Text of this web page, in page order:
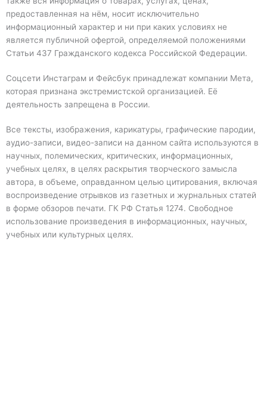
предоставленная на нём, носит исключительно
информационный характер и ни при каких условиях не
является публичной офертой, определяемой положениями
Статьи 437 Гражданского кодекса Российской Федерации.
Соцсети Инстаграм и Фейсбук принадлежат компании Мета,
которая признана экстремистской организацией. Её
деятельность запрещена в России.
Все тексты, изображения, карикатуры, графические пародии,
аудио-записи, видео-записи на данном сайта используются в
научных, полемических, критических, информационных,
учебных целях, в целях раскрытия творческого замысла
автора, в объеме, оправданном целью цитирования, включая
воспроизведение отрывков из газетных и журнальных статей
в форме обзоров печати. ГК РФ Статья 1274. Свободное
использование произведения в информационных, научных,
учебных или культурных целях.